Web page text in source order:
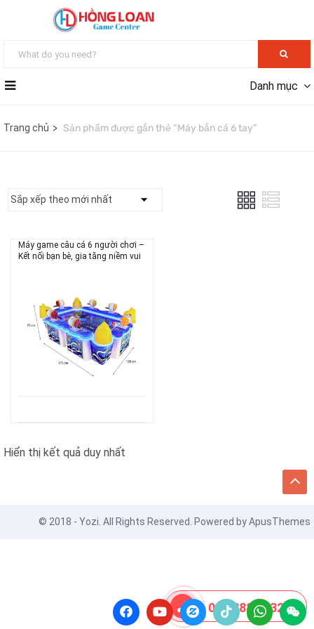
Danh mục
Trang chủ Sản phẩm được gắn thẻ “Máy bắn cá 6 tay”
Máy game câu cá 6 người chơi –
Kết nối bạn bè, gia tăng niềm vui
Hiển thị kết quả duy nhất
© 2018 - Yozi. All Rights Reserved. Powered byApusThemes
08 8888 0532